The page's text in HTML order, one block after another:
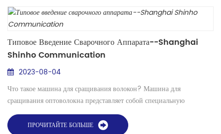
Типовое Введение Сварочного Аппарата--Shanghai
Shinho Communication
2023-08-04
Что такое машина для сращивания волокон? Машина для
сращивания оптоволокна представляет собой специальную
конструкцию для установки, эксплуатации и обслуживания
оптического волокна в качестве прецизионного, прочного и
ПРОЧИТАЙТЕ БОЛЬШЕ